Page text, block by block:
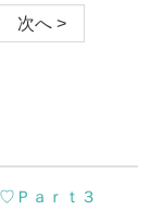
次へ >
Ｐａｒｔ３